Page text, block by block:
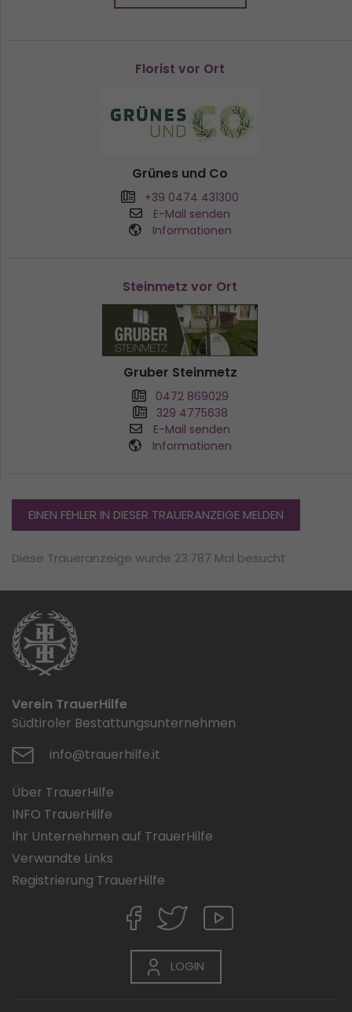
Florist vor Ort
Grünes und Co
+39 0474 431300
E-Mail senden
Informationen
Steinmetz vor Ort
Gruber Steinmetz
0472 869029
329 4775638
E-Mail senden
Informationen
EINEN FEHLER IN DIESER TRAUERANZEIGE MELDEN
Diese Traueranzeige wurde 23.787 Mal besucht
Verein TrauerHilfe
Südtiroler Bestattungsunternehmen
info@trauerhilfe.it
Über TrauerHilfe
INFO TrauerHilfe
Ihr Unternehmen auf TrauerHilfe
Verwandte Links
Registrierung TrauerHilfe
LOGIN